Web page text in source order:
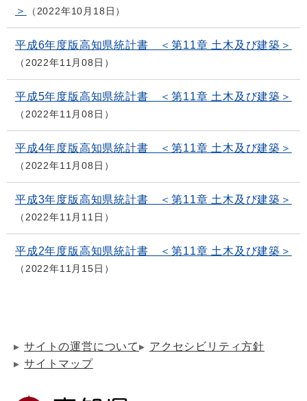
＞
2022年10月18日
平成6年度版高知県統計書 ＜第11章 土木及び建築＞
2022年11月08日
平成5年度版高知県統計書 ＜第11章 土木及び建築＞
2022年11月08日
平成4年度版高知県統計書 ＜第11章 土木及び建築＞
2022年11月08日
平成3年度版高知県統計書 ＜第11章 土木及び建築＞
2022年11月11日
平成2年度版高知県統計書 ＜第11章 土木及び建築＞
2022年11月15日
サイトの運営について
アクセシビリティ方針
サイトマップ